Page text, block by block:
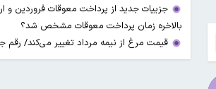
جزییات جدید از پرداخت معوقات فروردین و
بالاخره زمان پرداخت معوقات مشخص شد؟
قیمت مرغ از نیمه مرداد تغییر می‌کند/